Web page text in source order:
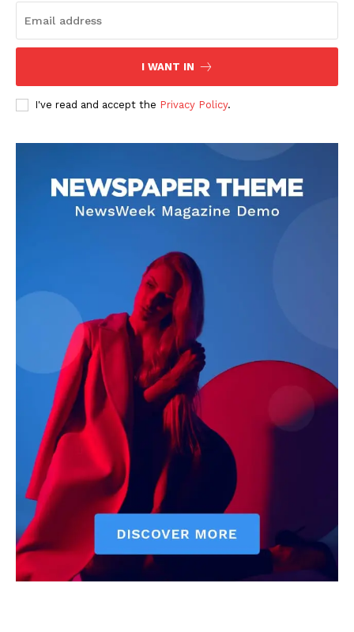
DOWNLOAD NOW
AIN NEWS 1
Contact Us
Privacy Policy
Terms of Use Agreement
Facebook
X WhatsApp
Share
I WANT IN
I've read and accept the Privacy Policy.